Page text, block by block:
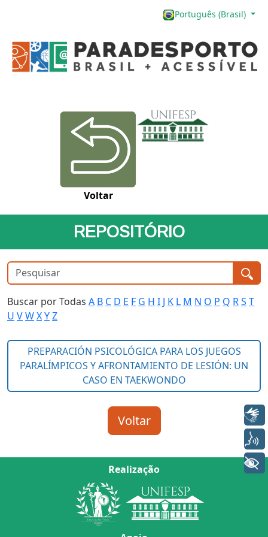
Português (Brasil)
Voltar
REPOSITÓRIO
Buscar por Todas A B C D E F G H I J K L M N O P Q RS T
U VWXYZ
Realização